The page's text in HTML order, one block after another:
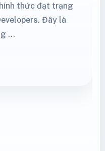
thức đạt trạng
Đây là
…